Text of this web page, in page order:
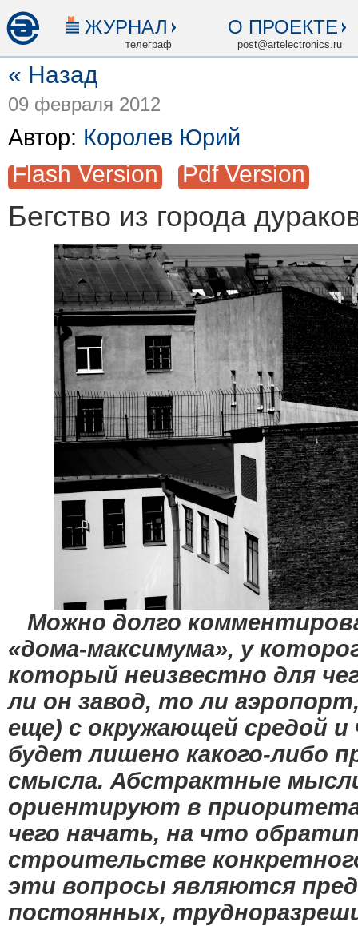
ЖУРНАЛ
телеграф
О ПРОЕКТЕ
post@artelectronics.ru
« Назад
09 февраля 2012
Автор: Королев Юрий
Flash Version Pdf Version
Бегство из города
Можно долго
«дома-максимума», у
который неизвестно для
ли он завод, то ли
еще) с окружающей средой и
будет лишено какого-либо
смысла. Абстрактные
ориентируют в
чего начать, на что
строительстве
эти вопросы являются
постоянных,